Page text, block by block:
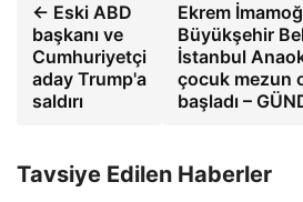
← Eski ABD
başkanı ve
Cumhuriyetçi
aday Trump'a
saldırı
Ekrem
Büyükşehir
İstanbul
çocuk mezun
başladı –
Tavsiye Edilen Haberler